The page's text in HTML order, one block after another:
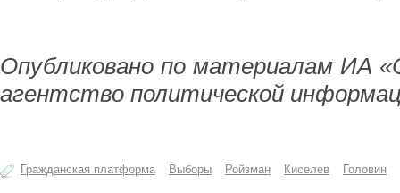
Опубликовано по материалам ИА
агентство политической
Гражданская платформа Выборы Ройзман Киселев Головин